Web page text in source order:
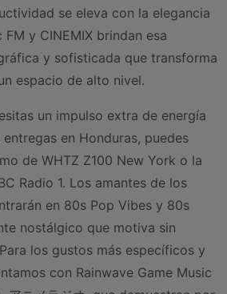
se eleva con la elegancia
y CINEMIX brindan esa
y sofisticada que transforma
espacio de alto nivel.
un impulso extra de energía
en Honduras, puedes
de WHTZ Z100 New York o la
Radio 1. Los amantes de los
en 80s Pop Vibes y 80s
nostálgico que motiva sin
los gustos más específicos y
con Rainwave Game Music